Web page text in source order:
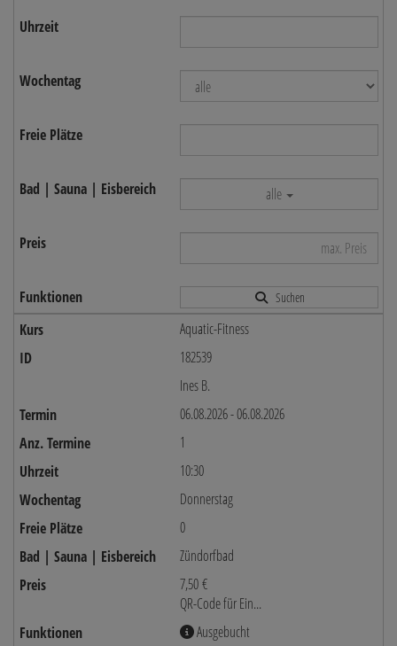
alle
Suchen
Aquatic-Fitness
182539
Ines B.
06.08.2026 - 06.08.2026
1
10:30
Donnerstag
0
Zündorfbad
7,50 €
QR-Code für Ein...
Ausgebucht